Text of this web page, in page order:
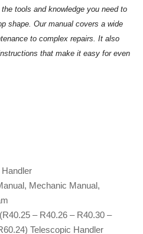
tools and knowledge you need to
shape. Our manual covers a wide
to complex repairs. It also
that make it easy for even
Mechanic Manual,
– R40.26 – R40.30 –
Telescopic Handler